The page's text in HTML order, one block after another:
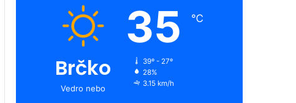
Brčko
Vedro nebo
35 ℃
39º - 27º
28%
3.15 km/h